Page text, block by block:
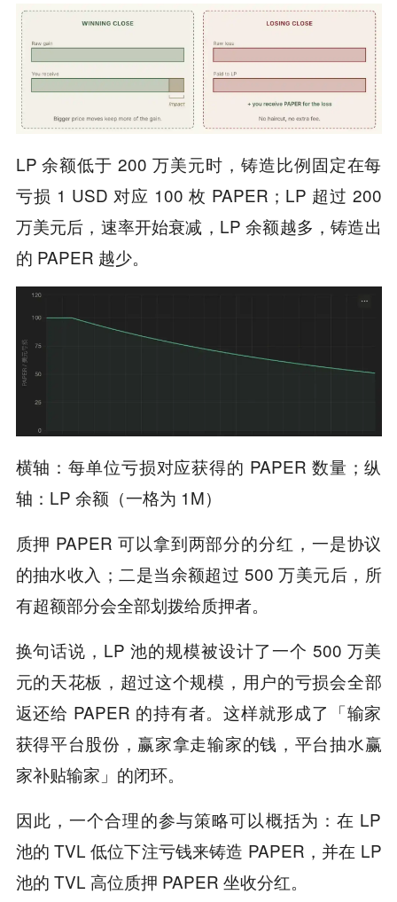
LP 余额低于 200 万美元时，铸造比例固定在每
亏损 1 USD 对应 100 枚 PAPER；LP 超过 200
万美元后，速率开始衰减，LP 余额越多，铸造出
的 PAPER 越少。
横轴：每单位亏损对应获得的 PAPER 数量；纵
轴：LP 余额（一格为 1M）
质押 PAPER 可以拿到两部分的分红，一是协议
的抽水收入；二是当余额超过 500 万美元后，所
有超额部分会全部划拨给质押者。
换句话说，LP 池的规模被设计了一个 500 万美
元的天花板，超过这个规模，用户的亏损会全部
返还给 PAPER 的持有者。这样就形成了「输家
获得平台股份，赢家拿走输家的钱，平台抽水赢
家补贴输家」的闭环。
因此，一个合理的参与策略可以概括为：在 LP
池的 TVL 低位下注亏钱来铸造 PAPER，并在 LP
池的 TVL 高位质押 PAPER 坐收分红。